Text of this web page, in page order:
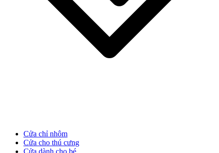
Cửa chỉ nhôm
Cửa cho thú cưng
Cửa dành cho bé